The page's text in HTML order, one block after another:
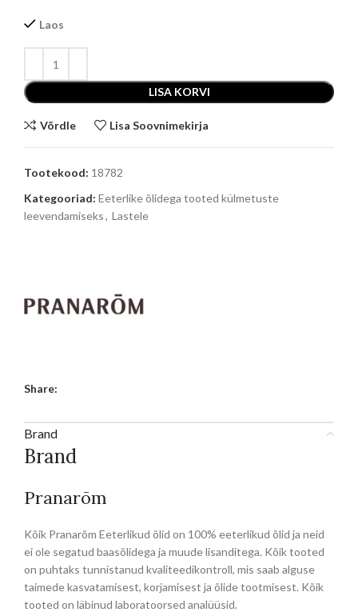
Laos
LISA KORVI
Võrdle Lisa Soovnimekirja
Tootekood: 18782
Kategooriad: Eeterlike õlidega tooted külmetuste
leevendamiseks, Lastele
Share:
Brand
Brand
Pranarōm
Kõik Pranarõm Eeterlikud õlid on 100% eeterlikud õlid ja neid
ei ole segatud baasõlidega ja muude lisanditega. Kõik tooted
on puhtaks tunnistanud kvaliteedikontroll, mis saab alguse
taimede kasvatamisest, korjamisest ja õlide tootmisest. Kõik
tooted on läbinud laboratoorsed analüüsid.